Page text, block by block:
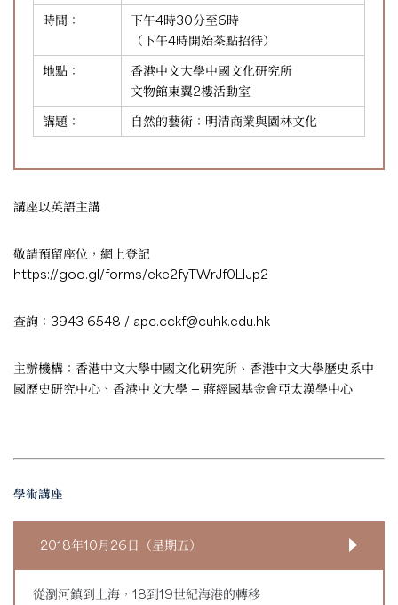
時間：
下午4時30分至6時
（下午4時開始茶點招待）
地點：
香港中文大學中國文化研究所
文物館東翼2樓活動室
講題：
自然的藝術：明清商業與園林文化
講座以英語主講
敬請預留座位，網上登記
https://goo.gl/forms/eke2fyTWrJf0LlJp2
查詢：3943 6548 / apc.cckf@cuhk.edu.hk
主辦機構：香港中文大學中國文化研究所、香港中文大學歷史系中
國歷史研究中心、香港中文大學 — 蔣經國基金會亞太漢學中心
學術講座
2018年10月26日（星期五）
從瀏河鎮到上海，18到19世紀海港的轉移